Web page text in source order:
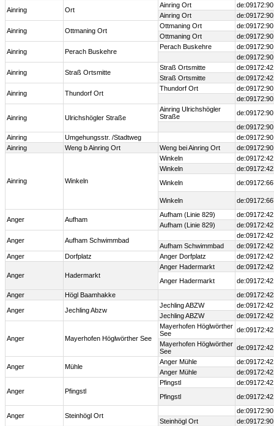
Ainring Ort
Ainring Ort
Ainring Ort
Ainring Ottmaning Ort
Ottmaning Ort
Ottmaning Ort
Ainring Perach Buskehre
Perach Buskehre
Ainring Straß Ortsmitte
Straß Ortsmitte
Straß Ortsmitte
Ainring Thundorf Ort
Thundorf Ort
Ainring Ulrichshögler Straße
Ainring Ulrichshögler
Straße
Ainring
Umgehungsstr. /Stadtweg
Ainring
Weng b Ainring Ort Weng bei Ainring Ort
Ainring Winkeln
Winkeln
Winkeln
Winkeln
Winkeln
Anger Aufham
Aufham (Linie 829)
Aufham (Linie 829)
Anger Aufham Schwimmbad
Aufham Schwimmbad
Anger
Dorfplatz Anger Dorfplatz
Anger Hadermarkt
Anger Hadermarkt
Anger Hadermarkt
Anger
Högl Baamhakke
Anger Jechling Abzw
Jechling ABZW
Jechling ABZW
Anger Mayerhofen Höglwörther See
Mayerhofen Höglwörther
See
Mayerhofen Höglwörther
See
Anger Mühle
Anger Mühle
Anger Mühle
Anger Pfingstl
Pfingstl
Pfingstl
Anger Steinhögl Ort
Steinhögl Ort